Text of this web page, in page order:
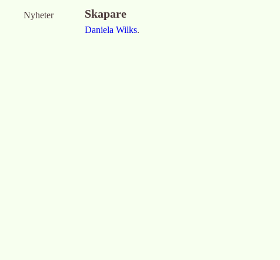
Nyheter Skapare
Daniela Wilks.